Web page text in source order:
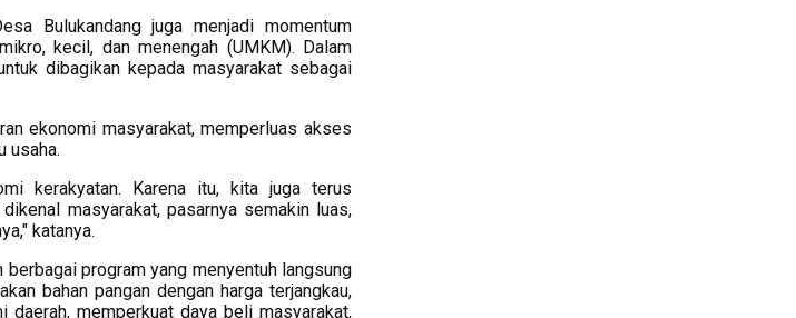
Bulukandang juga menjadi momentum
kecil, dan menengah (UMKM). Dalam
dibagikan kepada masyarakat sebagai
ekonomi masyarakat, memperluas akses
usaha.
kerakyatan. Karena itu, kita juga terus
masyarakat, pasarnya semakin luas,
katanya.
program yang menyentuh langsung
bahan pangan dengan harga terjangkau,
memperkuat daya beli masyarakat,